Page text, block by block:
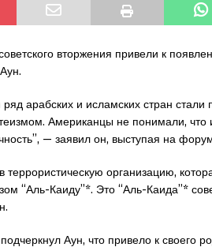
вторжения привели к
арабских и исламских стран стали
Американцы не понимали,
— заявил он, выступая на
организацию,
“Аль-Каиду”*. Это “Аль-Каида”*
Аун, что привело к своего